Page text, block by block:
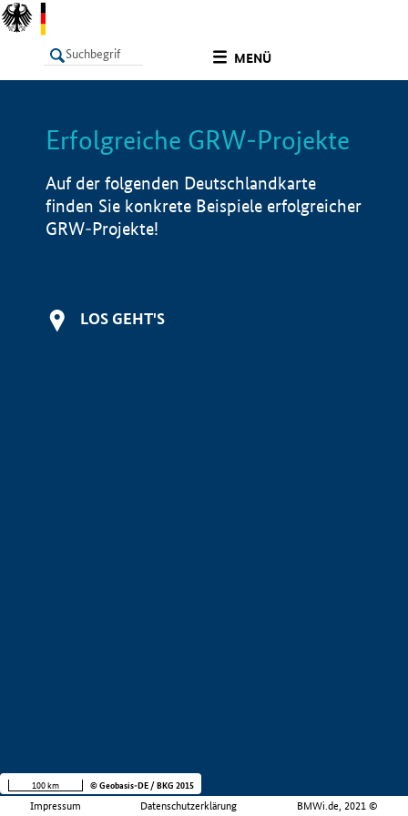
MENÜ
LISTE Info
Erfolgreiche GRW-Projekte
Auf der folgenden Deutschlandkarte
finden Sie konkrete Beispiele erfolgreicher
GRW-Projekte!
LOS GEHT'S
Impressum Datenschutzerklärung BMWi.de, 2021 ©
100 km © Geobasis-DE / BKG 2015